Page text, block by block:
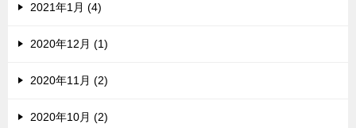
2021年1月 (4)
2020年12月 (1)
2020年11月 (2)
2020年10月 (2)